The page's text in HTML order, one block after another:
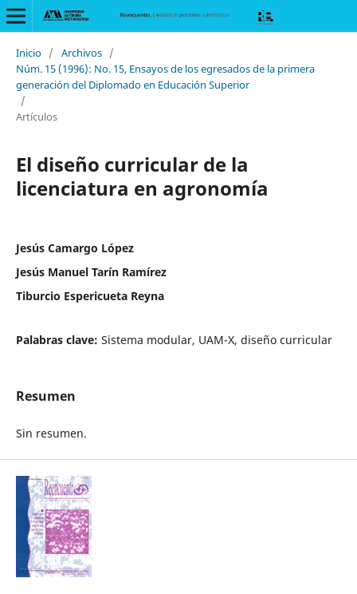
Inicio / Archivos /
Núm. 15 (1996): No. 15, Ensayos de los egresados de la primera
generación del Diplomado en Educación Superior
/
Artículos
El diseño curricular de la
licenciatura en agronomía
Jesús Camargo López
Jesús Manuel Tarín Ramírez
Tiburcio Espericueta Reyna
Palabras clave: Sistema modular, UAM-X, diseño curricular
Resumen
Sin resumen.